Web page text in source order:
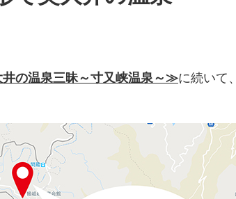
の温泉三昧～寸又峡温泉～≫に続いて、